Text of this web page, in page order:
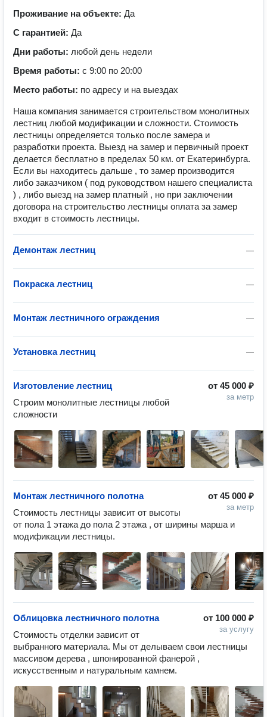
Проживание на объекте: Да
С гарантией: Да
Дни работы: любой день недели
Время работы: с 9:00 по 20:00
Место работы: по адресу и на выездах
Наша компания занимается строительством монолитных
лестниц любой модификации и сложности. Стоимость
лестницы определяется только после замера и
разработки проекта. Выезд на замер и первичный проект
делается бесплатно в пределах 50 км. от Екатеринбурга.
Если вы находитесь дальше , то замер производится
либо заказчиком ( под руководством нашего специалиста
) , либо выезд на замер платный , но при заключении
договора на строительство лестницы оплата за замер
входит в стоимость лестницы.
—
Демонтаж лестниц
—
Покраска лестниц
—
Монтаж лестничного ограждения
—
Установка лестниц
от 45 000 ₽
за метр
Изготовление лестниц
Строим монолитные лестницы любой
сложности
от 45 000 ₽
за метр
Монтаж лестничного полотна
Стоимость лестницы зависит от высоты
от пола 1 этажа до пола 2 этажа , от ширины марша и
модификации лестницы.
от 100 000 ₽
за услугу
Облицовка лестничного полотна
Стоимость отделки зависит от
выбранного материала. Мы от делываем свои лестницы
массивом дерева , шпонированной фанерой ,
искусственным и натуральным камнем.